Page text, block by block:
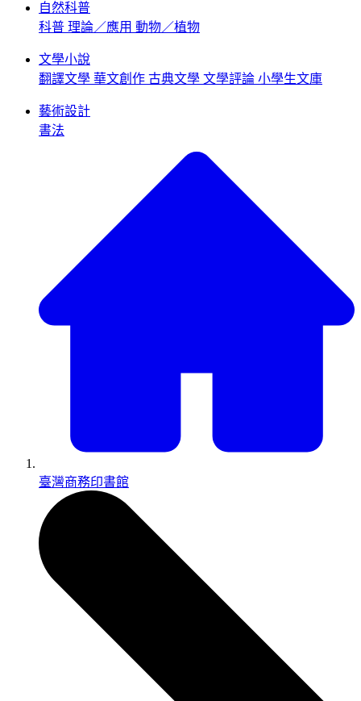
自然科普
科普 理論／應用 動物／植物
文學小說
翻譯文學 華文創作 古典文學 文學評論 小學生文庫
藝術設計
書法
臺灣商務印書館